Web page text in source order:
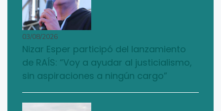
03/08/2026
Nizar Esper participó del lanzamiento
de RAÍS: “Voy a ayudar al justicialismo,
sin aspiraciones a ningún cargo”